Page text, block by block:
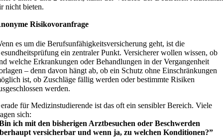
nicht bieten.
Risikovoranfrage
es um die Berufsunfähigkeitsversicherung geht, ist die
ein zentraler Punkt. Versicherer wollen wissen, ob
welche Erkrankungen oder Behandlungen in der Vergangenheit
– denn davon hängt ab, ob ein Schutz ohne Einschränkungen
ist, ob Zuschläge fällig werden oder bestimmte Risiken
werden.
für Medizinstudierende ist das oft ein sensibler Bereich. Viele
sich:
ich mit den bisherigen Arztbesuchen oder Beschwerden
versicherbar und wenn ja, zu welchen Konditionen?”